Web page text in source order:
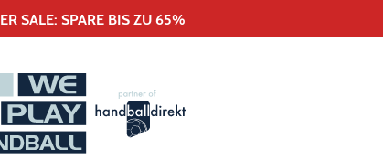
SALE: SPARE BIS ZU 65%